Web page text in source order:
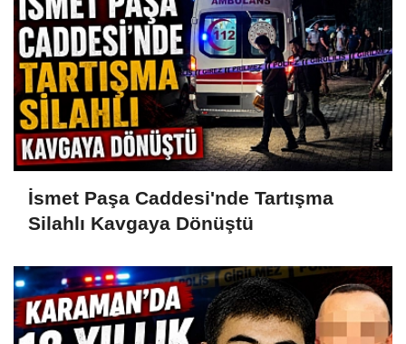
İsmet Paşa Caddesi'nde Tartışma
Silahlı Kavgaya Dönüştü